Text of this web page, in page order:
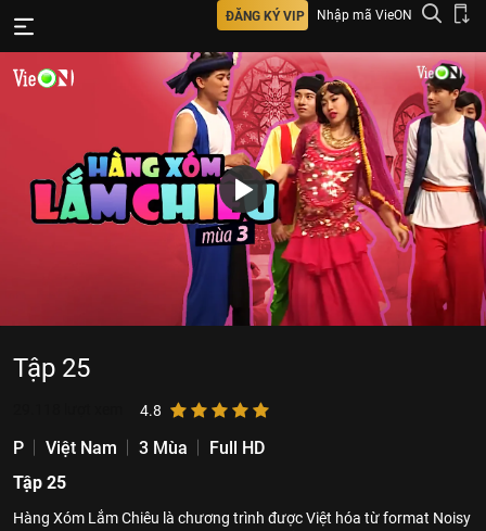
ĐĂNG KÝ VIP Nhập mã VieON
Tập 25
4.8
P Việt Nam 3 Mùa
Full HD
Tập 25
Hàng Xóm Lắm Chiêu là chương trình được Việt hóa từ format Noisy